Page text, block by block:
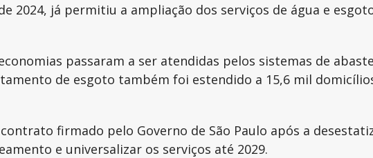
2024, já permitiu a ampliação dos serviços de água e
passaram a ser atendidas pelos sistemas de
de esgoto também foi estendido a 15,6 mil
firmado pelo Governo de São Paulo após a
e universalizar os serviços até 2029.